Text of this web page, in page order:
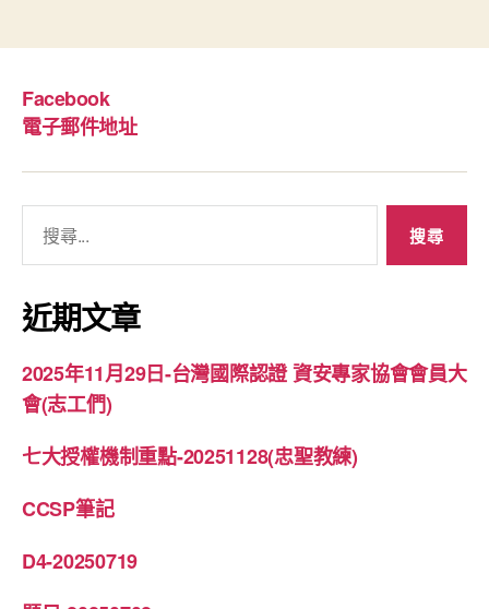
Facebook
電子郵件地址
關
鍵
字:
近期文章
2025年11月29日-台灣國際認證 資安專家協會會員大
會(志工們)
七大授權機制重點-20251128(忠聖教練)
CCSP筆記
D4-20250719